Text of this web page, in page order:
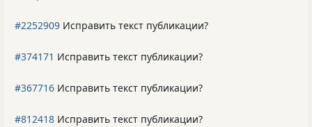
#2252909 Исправить текст публикации?
#374171 Исправить текст публикации?
#367716 Исправить текст публикации?
#812418 Исправить текст публикации?